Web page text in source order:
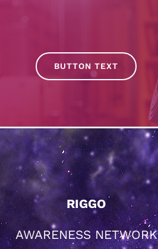
BUTTON TEXT
RIGGO
AWARENESS NETWORK